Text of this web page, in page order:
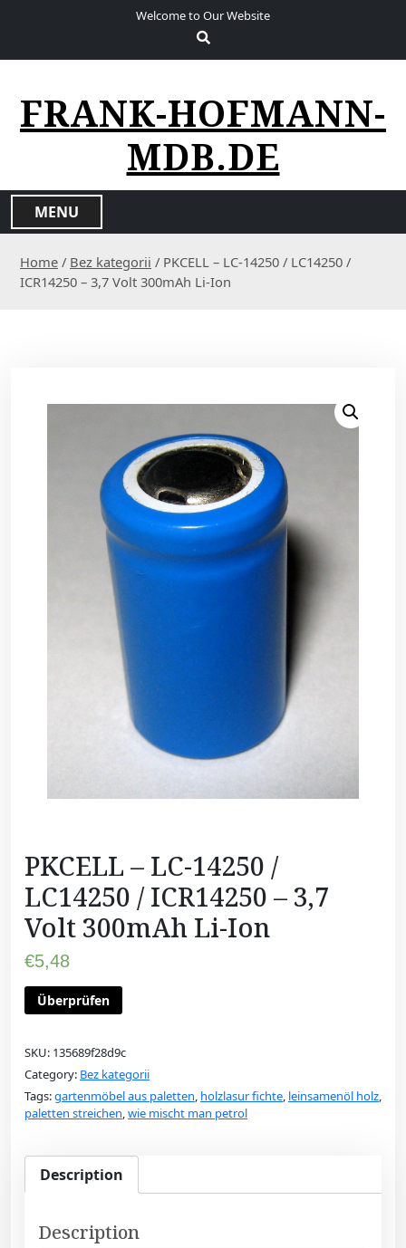
Welcome to Our Website
FRANK-HOFMANN-
MDB.DE
MENU
Home / Bez kategorii / PKCELL – LC-14250 / LC14250 /
ICR14250 – 3,7 Volt 300mAh Li-Ion
PKCELL – LC-14250 /
LC14250 / ICR14250 – 3,7
Volt 300mAh Li-Ion
€5,48
Überprüfen
SKU: 135689f28d9c
Category: Bez kategorii
Tags:gartenmöbel aus paletten, holzlasur fichte, leinsamenöl holz,
paletten streichen,wie mischt man petrol
Description
Description